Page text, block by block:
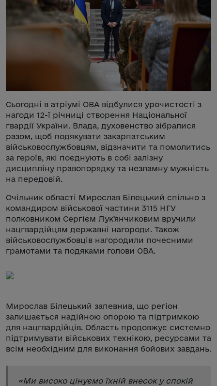
Сьогодні в атріумі ОВА відбулися урочистості з
нагоди 12-ї річниці створення Національної
гвардії України. Влада, духовенство зібралися
разом, щоб подякувати закарпатським
військовослужбовцям, відзначити та помолитись
за героїв, які поєднують в собі залізну
дисципліну правопорядку та незламну мужність
на передовій.
Очільник області Мирослав Білецький спільно з
командиром військової частини 3115 НГУ
полковником Сергієм Лукʼянчиковим вручили
нацгвардійцям державні нагороди. Також
військовослужбовців нагородили почесними
грамотами та подяками голови ОВА.
Мирослав Білецький запевнив, що регіон
залишається надійною опорою та підтримкою
для нацгвардійців. Область продовжує системно
підтримувати військових технікою, ресурсами та
всім необхідним для виконання бойових завдань.
«Ми високо цінуємо їхній внесок у спокій